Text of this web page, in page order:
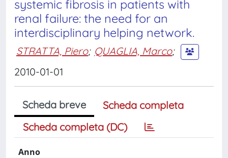
systemic fibrosis in patients with
renal failure: the need for an
interdisciplinary helping network.
STRATTA, Piero; QUAGLIA, Marco;
2010-01-01
Scheda breve
Scheda completa
Scheda completa (DC)
Anno